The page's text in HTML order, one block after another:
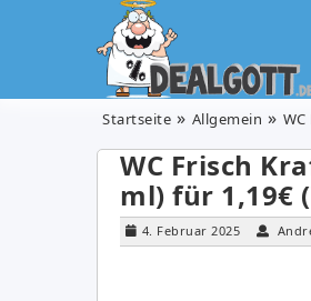
Startseite Allgemein
WC Frisch
ml) für 1,19€
4. Februar 2025